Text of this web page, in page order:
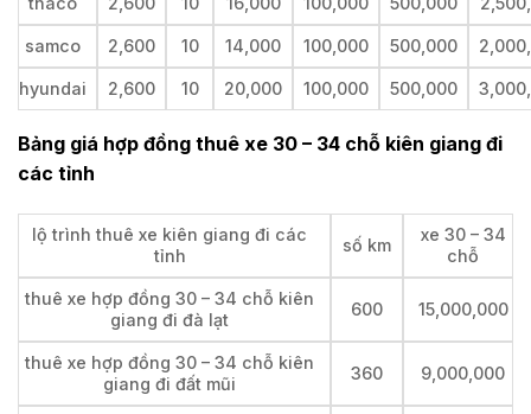
samco 2,600 10 14,000 100,000 500,000
hyundai 2,600 10 20,000 100,000 500,000
Bảng giá hợp đồng thuê xe 30 – 34 chỗ kiên giang đi
các tỉnh
lộ trình thuê xe kiên giang đi các
tỉnh
số km
xe 30 – 34
chỗ
thuê xe hợp đồng 30 – 34 chỗ kiên
giang đi đà lạt
600 15,000,000
thuê xe hợp đồng 30 – 34 chỗ kiên
giang đi đất mũi
360 9,000,000